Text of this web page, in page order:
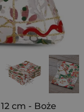
cm - Boże